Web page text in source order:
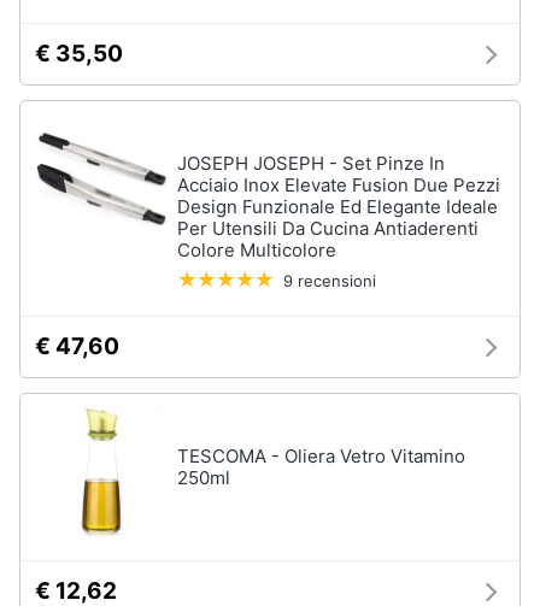
€ 35,50
JOSEPH JOSEPH - Set Pinze In
Acciaio Inox Elevate Fusion Due Pezzi
Design Funzionale Ed Elegante Ideale
Per Utensili Da Cucina Antiaderenti
Colore Multicolore
9 recensioni
€ 47,60
TESCOMA - Oliera Vetro Vitamino
250ml
€ 12,62